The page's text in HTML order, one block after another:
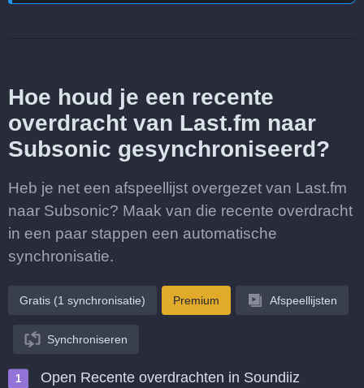
Hoe houd je een recente
overdracht van Last.fm naar
Subsonic gesynchroniseerd?
Heb je net een afspeellijst overgezet van Last.fm
naar Subsonic? Maak van die recente overdracht
in een paar stappen een automatische
synchronisatie.
Gratis (1 synchronisatie) Premium Afspeellijsten
Synchroniseren
Open Recente overdrachten in Soundiiz